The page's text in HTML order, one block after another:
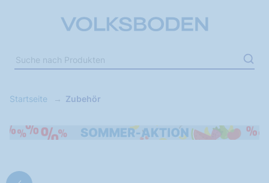
Startseite Zubehör